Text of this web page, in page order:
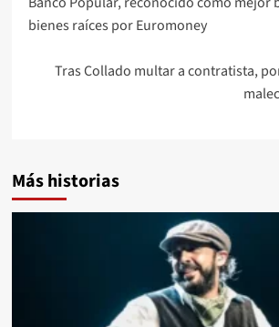
bienes raíces por Euromoney
Tras Collado multar a contratista,
Más historias